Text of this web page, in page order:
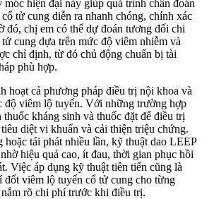
hiện đại này giúp quá trình chẩn đoán
tử cung diễn ra nhanh chóng, chính xác
đó, chị em có thể dự đoán tương đối chi
cung dựa trên mức độ viêm nhiễm và
chỉ định, từ đó chủ động chuẩn bị tài
phù hợp.
hoạt cả phương pháp điều trị nội khoa và
độ viêm lộ tuyến. Với những trường hợp
thuốc kháng sinh và thuốc đặt để điều trị
diệt vi khuẩn và cải thiện triệu chứng.
tái phát nhiều lần, kỹ thuật dao LEEP
hiệu quả cao, ít đau, thời gian phục hồi
Việc áp dụng kỹ thuật tiên tiến cũng là
đốt viêm lộ tuyến cổ tử cung cho từng
rõ chi phí trước khi điều trị.